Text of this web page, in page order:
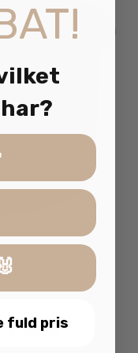
moms
fuld pris